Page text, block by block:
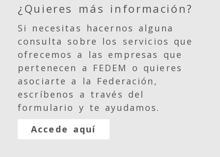
¿Quieres más información?
Si necesitas hacernos alguna
consulta sobre los servicios que
ofrecemos a las empresas que
pertenecen a FEDEM o quieres
asociarte a la Federación,
escríbenos a través del
formulario y te ayudamos.
Accede aquí